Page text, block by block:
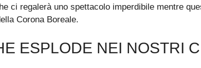
ci regalerà uno spettacolo imperdibile mentre
Corona Boreale.
ESPLODE NEI NOSTRI